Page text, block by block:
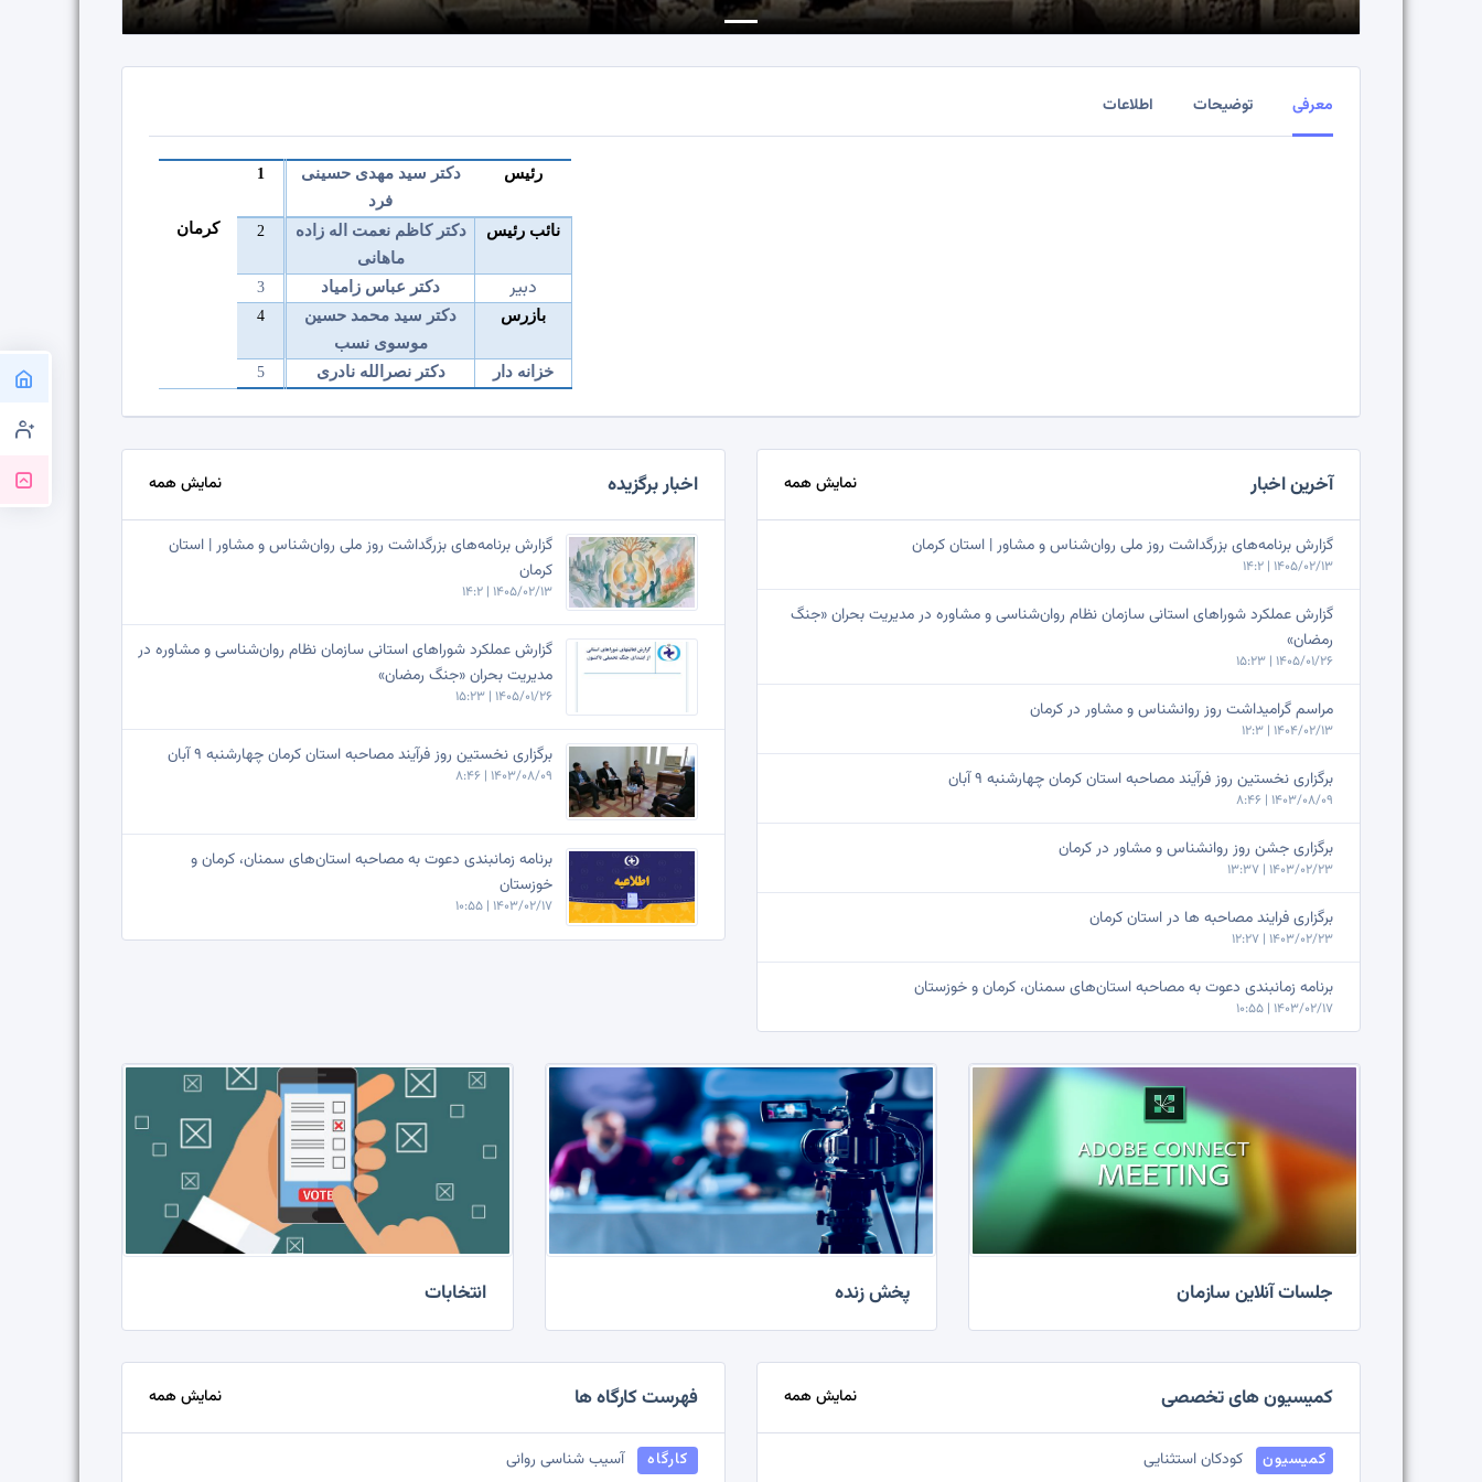
معرفی توضیحات اطلاعات
رئیس
دکتر سید مهدی حسینی
فرد
1
کرمان نائب رئیس
دکتر کاظم نعمت اله زاده
ماهانی
2
دبیر دکتر عباس زامیاد 3
بازرس
دکتر سید محمد حسین
موسوی نسب
4
خزانه دار دکتر نصرالله نادری 5
آخرین اخبار نمایش همه
گزارش برنامه‌های بزرگداشت روز ملی روان‌شناس و مشاور | استان کرمان
1405/02/13 | 14:2
گزارش عملکرد شوراهای استانی سازمان نظام روان‌شناسی و مشاوره در مدیریت بحران «جنگ
رمضان»
1405/01/26 | 15:23
مراسم گرامیداشت روز روانشناس و مشاور در کرمان
1404/02/13 | 12:3
برگزاری نخستین روز فرآیند مصاحبه استان کرمان چهارشنبه 9 آبان
1403/08/09 | 8:46
برگزاری جشن روز روانشناس و مشاور در کرمان
1403/02/23 | 13:37
برگزاری فرایند مصاحبه ها در استان کرمان
1403/02/23 | 12:27
برنامه زمانبندی دعوت به مصاحبه استان‌های سمنان، کرمان و‌ خوزستان
1403/02/17 | 10:55
اخبار برگزیده نمایش همه
گزارش برنامه‌های بزرگداشت روز ملی روان‌شناس و مشاور | استان
کرمان
1405/02/13 | 14:2
گزارش عملکرد شوراهای استانی سازمان نظام روان‌شناسی و مشاوره در
مدیریت بحران «جنگ رمضان»
1405/01/26 | 15:23
برگزاری نخستین روز فرآیند مصاحبه استان کرمان چهارشنبه 9 آبان
1403/08/09 | 8:46
برنامه زمانبندی دعوت به مصاحبه استان‌های سمنان، کرمان و‌
خوزستان
1403/02/17 | 10:55
جلسات آنلاین سازمان پخش زنده انتخابات
کمیسیون های تخصصی نمایش همه
کمیسیون کودکان استثنایی
فهرست کارگاه ها نمایش همه
کارگاه آسیب شناسی روانی